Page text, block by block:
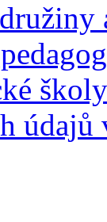
školy
údajů